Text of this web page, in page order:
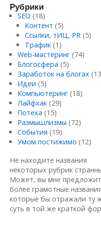
Рубрики
SEO (18)
Контент (5)
Ссылки, тИЦ, PR (5)
Трафик (1)
Web-мастеринг(74)
Блогосфера (5)
Заработок на блогах
Идеи (5)
Компьютеринг(18)
Лайфхак(29)
Потеха (15)
Размышлизмы (72)
События (19)
Умом постижимо (12)
Не находите названия
некоторых рубрик
Может, вы мне
более грамотные
которые бы отражали ту
суть в той же краткой